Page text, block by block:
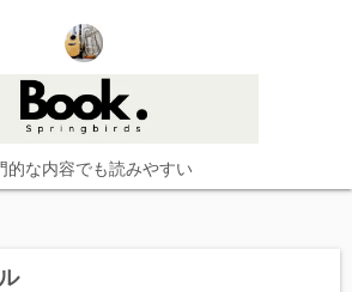
的な内容でも読みやすい